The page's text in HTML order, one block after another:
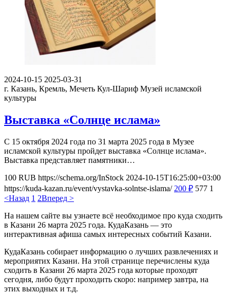
2024-10-15 2025-03-31
г. Казань, Кремль, Мечеть Кул-Шариф Музей исламской
культуры
Выставка «Солнце ислама»
С 15 октября 2024 года по 31 марта 2025 года в Музее
исламской культуры пройдет выставка «Солнце ислама».
Выставка представляет памятники…
100 RUB https://schema.org/InStock 2024-10-15T16:25:00+03:00
https://kuda-kazan.ru/event/vystavka-solntse-islama/ 200 ₽ 577 1
<Назад 1 2Вперед >
На нашем сайте вы узнаете всё необходимое про куда сходить
в Казани 26 марта 2025 года. КудаКазань — это
интерактивная афиша самых интересных событий Казани.
КудаКазань собирает информацию о лучших развлечениях и
мероприятих Казани. На этой странице перечислены куда
сходить в Казани 26 марта 2025 года которые проходят
сегодня, либо будут проходить скоро: например завтра, на
этих выходных и т.д.